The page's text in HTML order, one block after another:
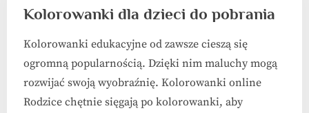
Kolorowanki dla dzieci do pobrania
Kolorowanki edukacyjne od zawsze cieszą się
ogromną popularnością. Dzięki nim maluchy mogą
rozwijać swoją wyobraźnię. Kolorowanki online
Rodzice chętnie sięgają po kolorowanki, aby